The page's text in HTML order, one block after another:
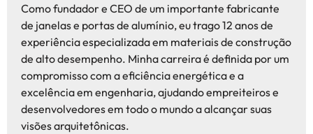
Como fundador e CEO de um importante fabricante
de janelas e portas de alumínio, eu trago 12 anos de
experiência especializada em materiais de construção
de alto desempenho. Minha carreira é definida por um
compromisso com a eficiência energética e a
excelência em engenharia, ajudando empreiteiros e
desenvolvedores em todo o mundo a alcançar suas
visões arquitetônicas.